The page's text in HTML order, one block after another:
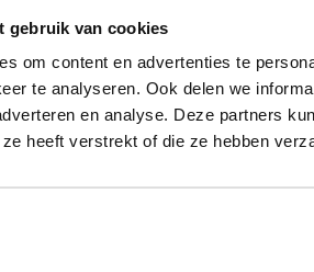
gebruik van cookies
om content en advertenties te
te analyseren. Ook delen we
en analyse. Deze partners
heeft verstrekt of die ze hebben
bus 11, 3600 Genk